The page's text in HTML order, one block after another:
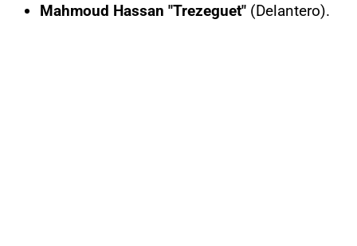
Mahmoud Hassan "Trezeguet" (Delantero).